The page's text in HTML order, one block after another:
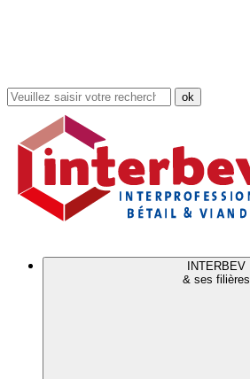
Rechercher
dans
site
INTERBEV
& ses filières